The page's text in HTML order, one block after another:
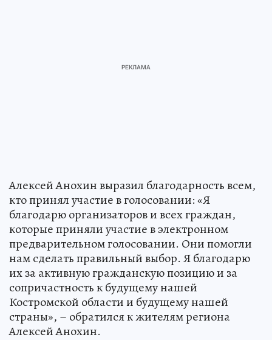
Алексей Анохин выразил благодарность всем,
кто принял участие в голосовании: «Я
благодарю организаторов и всех граждан,
которые приняли участие в электронном
предварительном голосовании. Они помогли
нам сделать правильный выбор. Я благодарю
их за активную гражданскую позицию и за
сопричастность к будущему нашей
Костромской области и будущему нашей
страны», – обратился к жителям региона
Алексей Анохин.